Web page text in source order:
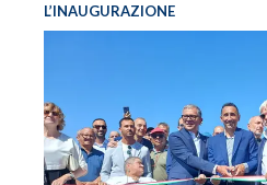
L’INAUGURAZIONE